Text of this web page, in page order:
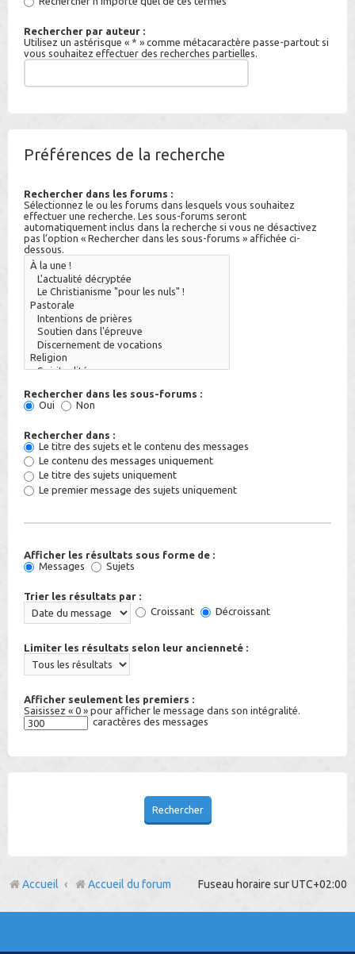
Rechercher par auteur :
Utilisez un astérisque « * » comme métacaractère passe-partout si
vous souhaitez effectuer des recherches partielles.
Préférences de la recherche
Rechercher dans les forums :
Sélectionnez le ou les forums dans lesquels vous souhaitez
effectuer une recherche. Les sous-forums seront
automatiquement inclus dans la recherche si vous ne désactivez
pas l’option « Rechercher dans les sous-forums » affichée ci-
dessous.
Rechercher dans les sous-forums :
Oui
Non
Rechercher dans :
Le titre des sujets et le contenu des messages
Le contenu des messages uniquement
Le titre des sujets uniquement
Le premier message des sujets uniquement
Afficher les résultats sous forme de :
Messages
Sujets
Trier les résultats par :
Croissant
Décroissant
Limiter les résultats selon leur ancienneté :
Afficher seulement les premiers :
Saisissez « 0 » pour afficher le message dans son intégralité.
caractères des messages
Fuseau horaire surUTC+02:00
Accueil Accueil du forum